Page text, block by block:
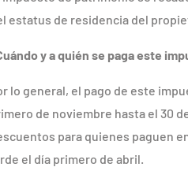
estatus de residencia del
y a quién se paga este
lo general, el pago de este
de noviembre hasta el 30
para quienes paguen
el día primero de abril.